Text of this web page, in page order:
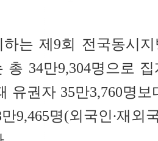
하는 제9회 전국동시
총 34만9,304명으로
유권자 35만3,760명
9,465명(외국인∙재외